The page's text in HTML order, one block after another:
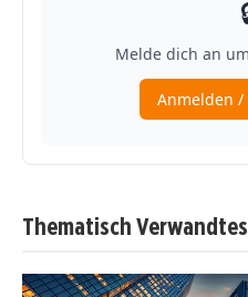
Thematisch Verwandtes